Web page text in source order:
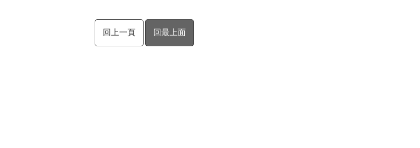
回上一頁 回最上面